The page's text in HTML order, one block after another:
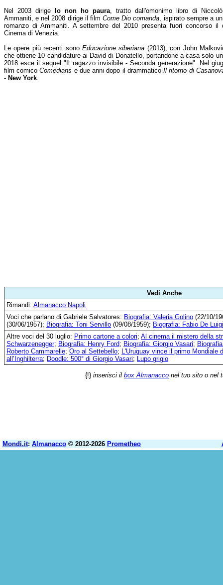
Nel 2003 dirige
Io non ho paura, tratto dall'omonimo libro di Niccolò
Ammaniti, e nel 2008 dirige il filmCome Dio comanda, ispirato sempre a un
romanzo di Ammaniti. A settembre del 2010 presenta fuori concorso il
Cinema di Venezia.
Le opere più recenti sono Educazione siberiana (2013), con John
che ottiene 10 candidature ai David di Donatello, portandone a casa solo
2018 esce il sequel "Il ragazzo invisibile - Seconda generazione". Nel
film comicoComedians e due anni dopo il drammaticoIl ritorno di
- New York.
Vedi Anche
Rimandi: Almanacco Napoli
Voci che parlano di Gabriele Salvatores: Biografia: Valeria Golino (22/10/
(30/06/1957); Biografia: Toni Servillo (09/08/1959); Biografia: Fabio De Luigi
Altre voci del 30 luglio: Primo cartone a colori; Al cinema il mistero della
Schwarzenegger; Biografia: Henry Ford; Biografia: Giorgio Vasari;
Roberto Cammarelle; Oro al Settebello; L'Uruguay vince il primo Mondiale
all’Inghilterra; Doodle: 500° di Giorgio Vasari; Lupo grigio
{!} inserisci il box Almanacco nel tuo sito o nel
Mondi.it: Almanacco © 2012-2026 Prometheo